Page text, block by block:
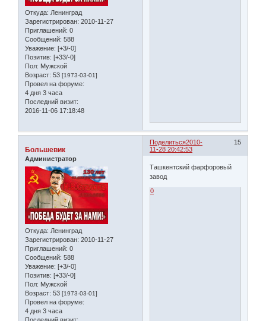
Откуда: Ленинград
Зарегистрирован: 2010-11-27
Приглашений: 0
Сообщений: 588
Уважение: [+3/-0]
Позитив: [+33/-0]
Пол: Мужской
Возраст: 53 [1973-03-01]
Провел на форуме:
4 дня 3 часа
Последний визит:
2016-11-06 17:18:48
Поделиться 15
2010-
11-28 20:42:53
Большевик
Администратор
Откуда: Ленинград
Зарегистрирован: 2010-11-27
Приглашений: 0
Сообщений: 588
Уважение: [+3/-0]
Позитив: [+33/-0]
Пол: Мужской
Возраст: 53 [1973-03-01]
Провел на форуме:
4 дня 3 часа
Ташкентский фарфоровый
завод
0